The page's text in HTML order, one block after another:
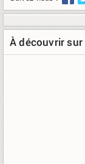
À découvrir sur